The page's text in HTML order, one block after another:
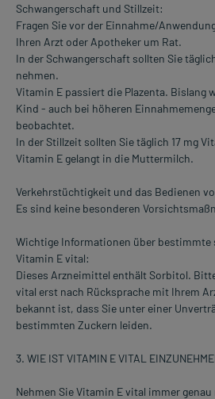
Schwangerschaft und Stillzeit:
Fragen Sie vor der Einnahme/
Ihren Arzt oder Apotheker um Rat.
In der Schwangerschaft sollten Sie
nehmen.
Vitamin E passiert die Plazenta. Bislang
Kind - auch bei höheren
beobachtet.
In der Stillzeit sollten Sie täglich 17 mg
Vitamin E gelangt in die Muttermilch.
Verkehrstüchtigkeit und das Bedienen
Es sind keine besonderen
Wichtige Informationen über bestimmte
Vitamin E vital:
Dieses Arzneimittel enthält Sorbitol.
vital erst nach Rücksprache mit Ihrem
bekannt ist, dass Sie unter einer
bestimmten Zuckern leiden.
3. WIE IST VITAMIN E VITAL
Nehmen Sie Vitamin E vital immer